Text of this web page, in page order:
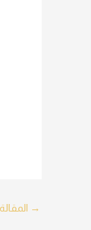
Post
→